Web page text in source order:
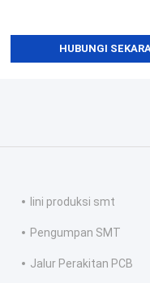
HUBUNGI
lini produksi smt
Pengumpan SMT
Jalur Perakitan PCB